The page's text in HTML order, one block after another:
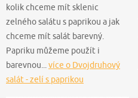
kolik chceme mít sklenic
zelného salátu s paprikou a jak
chceme mít salát barevný.
Papriku můžeme použít i
barevnou...více o Dvojdruhový
salát - zelí s paprikou